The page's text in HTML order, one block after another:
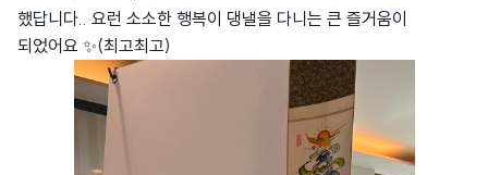
했답니다.. 요런 소소한 행복이 댕낼을 다니는 큰 즐거움이
되었어요 ✨(최고최고)